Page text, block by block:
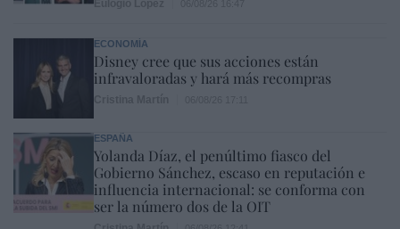
ECONOMÍA
Disney cree que sus acciones están
infravaloradas y hará más recompras
ESPAÑA
Yolanda Díaz, el penúltimo fiasco del
Gobierno Sánchez, escaso en reputación e
influencia internacional: se conforma con
ser la número dos de la OIT